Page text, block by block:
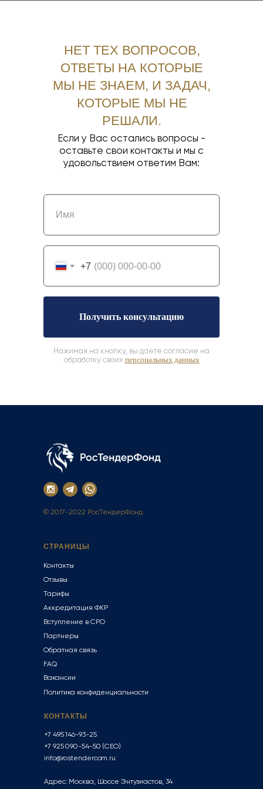
НЕТ ТЕХ ВОПРОСОВ,
ОТВЕТЫ НА КОТОРЫЕ
МЫ НЕ ЗНАЕМ, И ЗАДАЧ,
КОТОРЫЕ МЫ НЕ
РЕШАЛИ.
+7
Получить консультацию
Нажимая на кнопку, вы даете согласие на
обработку своих персональных данных
Если у Вас остались вопросы -
оставьте свои контакты и мы с
удовольствием ответим Вам:
СТРАНИЦЫ
Контакты
Отзывы
Тарифы
Аккредитация ФКР
Вступление в СРО
Партнеры
Обратная связь
FAQ
КОНТАКТЫ
+7 495 146-93-25
+7 925 090-54-50 (CEO)
info@rostendercom.ru
Адрес: Москва, Шоссе Энтузиастов, 34
Политика конфиденциальности
© 2017-2022 РосТендерФонд
Вакансии